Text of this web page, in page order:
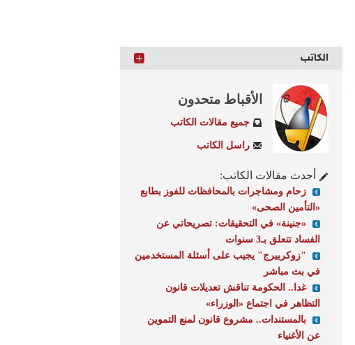
الكاتب
الأقباط متحدون
جميع مقالات الكاتب
راسل الكاتب
أحدث مقالات الكاتب:
زحام ومشاجرات بالمحافظات للفوز بطابع
«التأمين الصحى»
«جنينة» في التحقيقات: تصريحاتي عن
الفساد تتعلق بـ3 سنوات
"زوكربيرج" يجيب على أسئلة المستخدمين
في بث مباشر
غدا.. الحكومة تناقش تعديلات قانون
التظاهر في اجتماع «الوزراء»
بالمستندات.. مشروع قانون لمنع التموين
عن الأغنياء